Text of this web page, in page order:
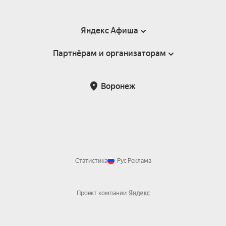
Яндекс Афиша
Справка
Подарочные сертификаты
Партнёрам и организаторам
Воронеж
Статистика Рус Реклама
Проект компании